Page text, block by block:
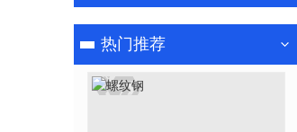
热门推荐